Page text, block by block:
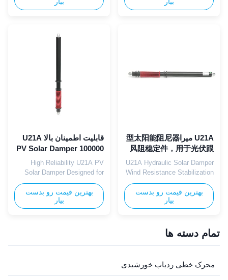
can occur due to wind loads
or sudden movements of the
engineered specifically for
solar tracker systems,
vibrations and suppress
U21A میرا型太阳能阻尼器
风阻稳定件，用于光伏跟
踪设备
U21A Hydraulic Solar Damper
Wind Resistance Stabilization
Part for PV Tracking
Equipment The U21A
hydraulic solar damper serves
as a core wind resistance
equipment, utilizing optimized
internal hydraulic structure to
control abnormal vibration, ...
بهترین قیمت رو بدست
بیار
قابلیت اطمینان بالا U21A
PV Solar Damper 100000
چرخه عمر برای نیروگاه
خورشیدی
High Reliability U21A PV
Solar Damper Designed for
100,000 cycles lifespan to
meet the long-term operational
requirements of solar plants,
providing stable anti-wind
بهترین قیمت رو بدست
بیار
تمام دسته ها
محرک خطی ردیاب خورشیدی